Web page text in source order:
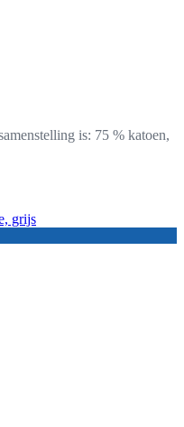
is: 75 % katoen,
grijs